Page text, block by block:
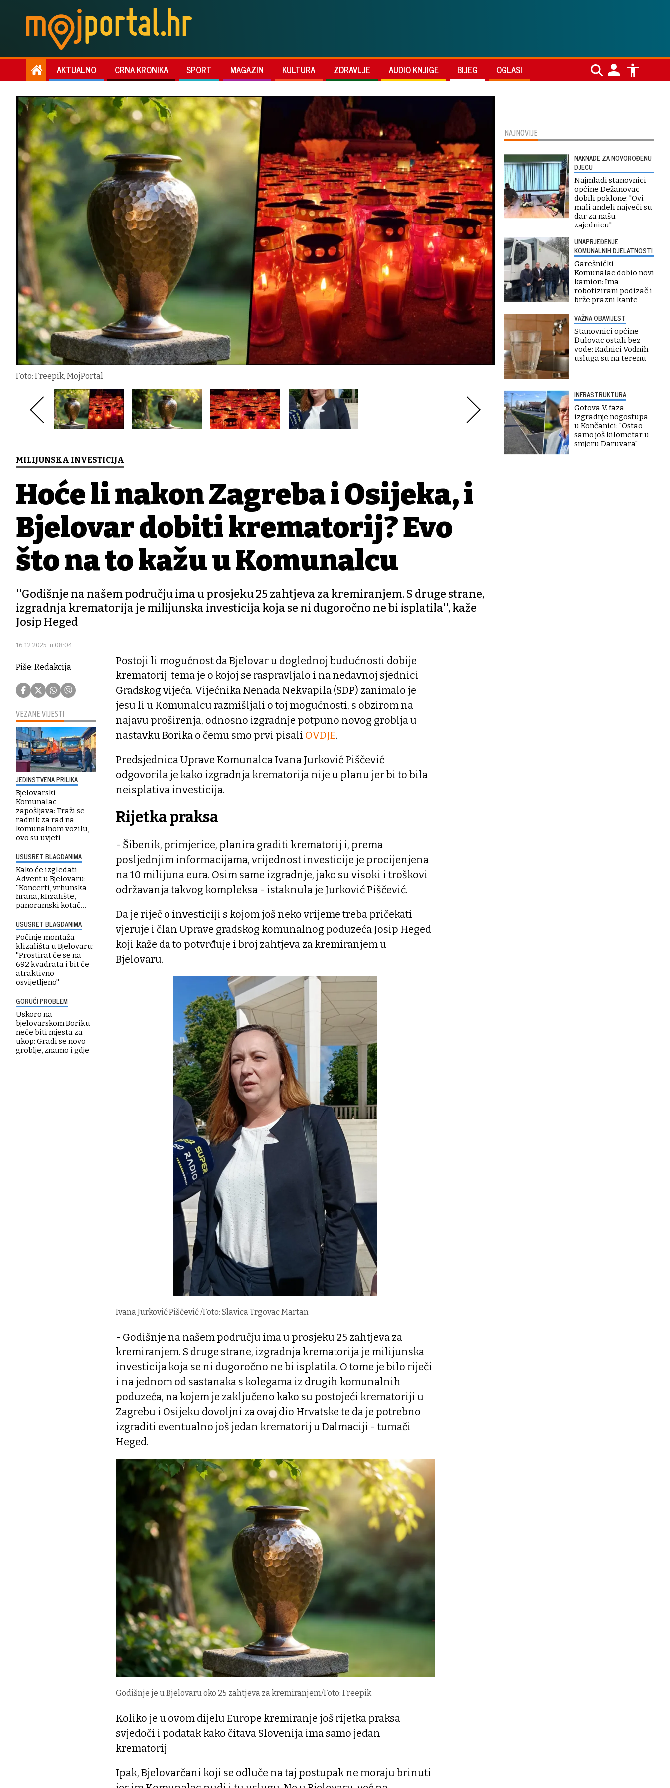
AKTUALNO CRNA KRONIKA SPORT MAGAZIN KULTURA ZDRAVLJE AUDIO KNJIGE BIJEG OGLASI
Foto: Freepik, MojPortal
MILIJUNSKA INVESTICIJA
Hoće li nakon Zagreba i Osijeka, i
Bjelovar dobiti krematorij? Evo
što na to kažu u Komunalcu
''Godišnje na našem području ima u prosjeku 25 zahtjeva za kremiranjem. S druge strane,
izgradnja krematorija je milijunska investicija koja se ni dugoročno ne bi isplatila'', kaže
Josip Heged
16.12.2025. u 08:04
Piše: Redakcija
VEZANE VIJESTI
JEDINSTVENA PRILIKA
Bjelovarski
Komunalac
zapošljava: Traži se
radnik za rad na
komunalnom vozilu,
ovo su uvjeti
USUSRET BLAGDANIMA
Kako će izgledati
Advent u Bjelovaru:
''Koncerti, vrhunska
hrana, klizalište,
panoramski kotač…
USUSRET BLAGDANIMA
Počinje montaža
klizališta u Bjelovaru:
''Prostirat će se na
692 kvadrata i bit će
atraktivno
osvijetljeno''
GORUĆI PROBLEM
Uskoro na
bjelovarskom Boriku
neće biti mjesta za
ukop: Gradi se novo
groblje, znamo i gdje
Postoji li mogućnost da Bjelovar u doglednoj budućnosti dobije
krematorij, tema je o kojoj se raspravljalo i na nedavnoj sjednici
Gradskog vijeća. Vijećnika Nenada Nekvapila (SDP) zanimalo je
jesu li u Komunalcu razmišljali o toj mogućnosti, s obzirom na
najavu proširenja, odnosno izgradnje potpuno novog groblja u
nastavku Borika o čemu smo prvi pisali OVDJE.
Predsjednica Uprave Komunalca Ivana Jurković Piščević
odgovorila je kako izgradnja krematorija nije u planu jer bi to bila
neisplativa investicija.
Rijetka praksa
- Šibenik, primjerice, planira graditi krematorij i, prema
posljednjim informacijama, vrijednost investicije je procijenjena
na 10 milijuna eura. Osim same izgradnje, jako su visoki i troškovi
održavanja takvog kompleksa - istaknula je Jurković Piščević.
Da je riječ o investiciji s kojom još neko vrijeme treba pričekati
vjeruje i član Uprave gradskog komunalnog poduzeća Josip Heged
koji kaže da to potvrđuje i broj zahtjeva za kremiranjem u
Bjelovaru.
Ivana Jurković Piščević /Foto: Slavica Trgovac Martan
- Godišnje na našem području ima u prosjeku 25 zahtjeva za
kremiranjem. S druge strane, izgradnja krematorija je milijunska
investicija koja se ni dugoročno ne bi isplatila. O tome je bilo riječi
i na jednom od sastanaka s kolegama iz drugih komunalnih
poduzeća, na kojem je zaključeno kako su postojeći krematoriji u
Zagrebu i Osijeku dovoljni za ovaj dio Hrvatske te da je potrebno
izgraditi eventualno još jedan krematorij u Dalmaciji - tumači
Heged.
Godišnje je u Bjelovaru oko 25 zahtjeva za kremiranjem/Foto: Freepik
Koliko je u ovom dijelu Europe kremiranje još rijetka praksa
svjedoči i podatak kako čitava Slovenija ima samo jedan
krematorij.
Ipak, Bjelovarčani koji se odluče na taj postupak ne moraju brinuti
NAJNOVIJE
NAKNADE ZA NOVOROĐENU
DJECU
Najmlađi stanovnici
općine Dežanovac
dobili poklone: "Ovi
mali anđeli najveći su
dar za našu
zajednicu"
UNAPRJEĐENJE
KOMUNALNIH DJELATNOSTI
Garešnički
Komunalac dobio novi
kamion: Ima
robotizirani podizač i
brže prazni kante
VAŽNA OBAVIJEST
Stanovnici općine
Đulovac ostali bez
vode: Radnici Vodnih
usluga su na terenu
INFRASTRUKTURA
Gotova V. faza
izgradnje nogostupa
u Končanici: "Ostao
samo još kilometar u
smjeru Daruvara"